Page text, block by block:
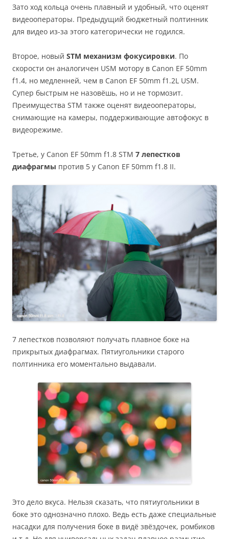
Зато ход кольца очень плавный и удобный, что оценят
видеооператоры. Предыдущий бюджетный полтинник
для видео из-за этого категорически не годился.
Второе, новый STM механизм фокусировки. По
скорости он аналогичен USM мотору в Canon EF 50mm
f1.4, но медленней, чем в Canon EF 50mm f1.2L USM.
Супер быстрым не назовёшь, но и не тормозит.
Преимущества STM также оценят видеооператоры,
снимающие на камеры, поддерживающие автофокус в
видеорежиме.
Третье, у Canon EF 50mm f1.8 STM 7 лепестков
диафрагмы против 5 у Canon EF 50mm f1.8 II.
7 лепестков позволяют получать плавное боке на
прикрытых диафрагмах. Пятиугольники старого
полтинника его моментально выдавали.
Это дело вкуса. Нельзя сказать, что пятиугольники в
боке это однозначно плохо. Ведь есть даже специальные
насадки для получения боке в видё звёздочек, ромбиков